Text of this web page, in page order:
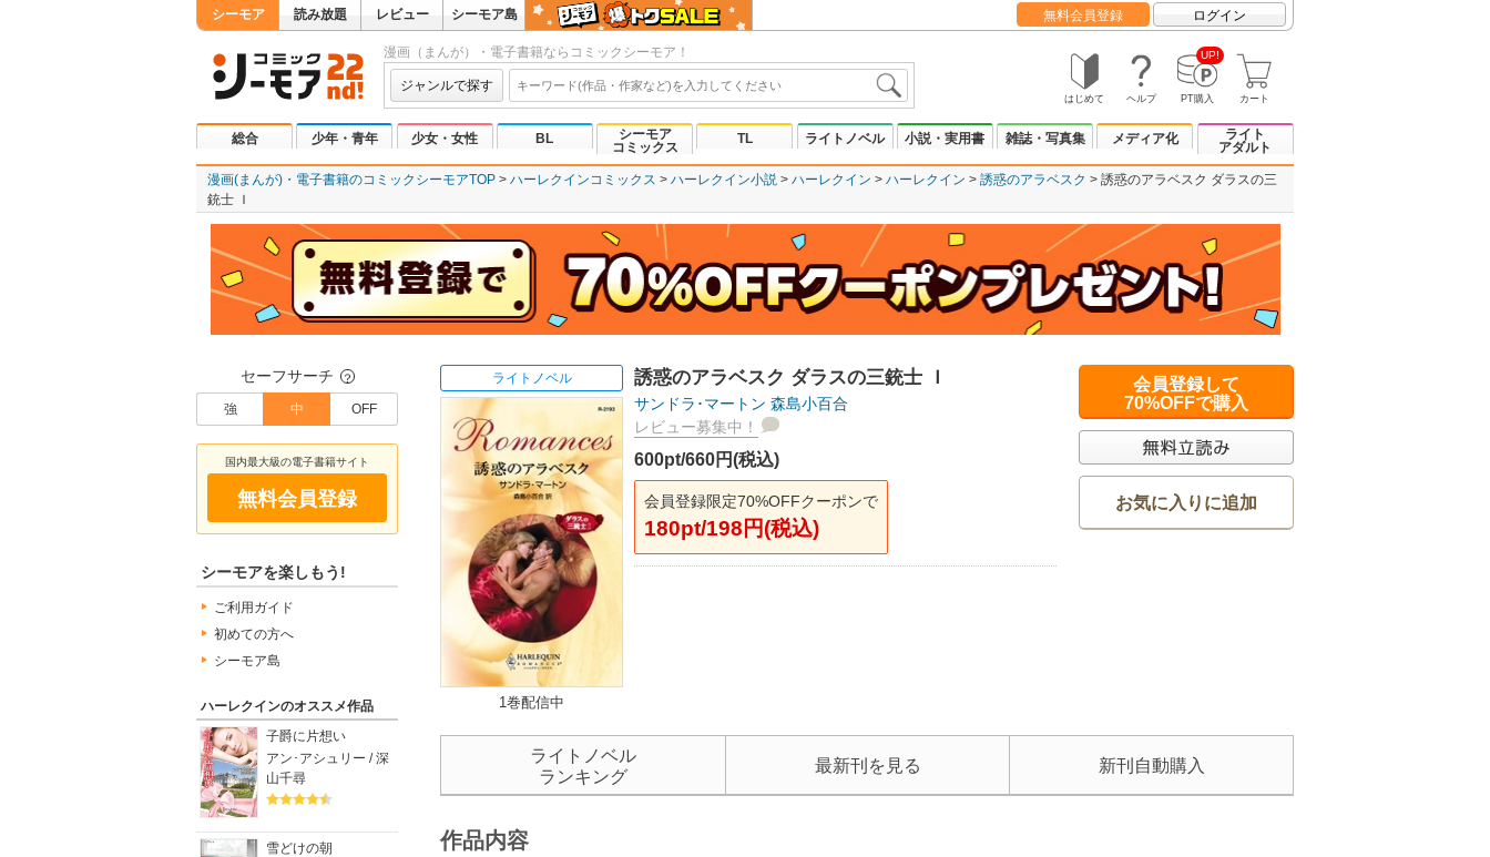
シーモア 読み放題 レビュー シーモア島 無料会員登録 ログイン
漫画（まんが）・電子書籍ならコミックシーモア！
ジャンルで探す
はじめて ヘルプ
UP!
PT購入 カート
総合 少年・青年 少女・女性 BL
シーモア
コミックス
TL ライトノベル 小説・実用書 雑誌・写真集 メディア化
ライト
アダルト
漫画(まんが)・電子書籍のコミックシーモアTOP ハーレクインコミックス ハーレクイン小説 ハーレクイン ハーレクイン 誘惑のアラベスク
誘惑のアラベスク ダラスの三
銃士 Ｉ
セーフサーチ ？
強 中 OFF
国内最大級の電子書籍サイト
無料会員登録
シーモアを楽しもう!
ご利用ガイド
初めての方へ
シーモア島
ハーレクインのオススメ作品
子爵に片想い
アン･アシュリー / 深
山千尋
雪どけの朝
ライトノベル
1巻配信中
誘惑のアラベスク ダラスの三銃士 Ｉ
サンドラ･マートン 森島小百合
レビュー募集中！
600pt/660円(税込)
会員登録限定70%OFFクーポンで
180pt/198円(税込)
会員登録して
70%OFFで購入
お気に入りに追加
ライトノベル
ランキング
最新刊を見る 新刊自動購入
作品内容